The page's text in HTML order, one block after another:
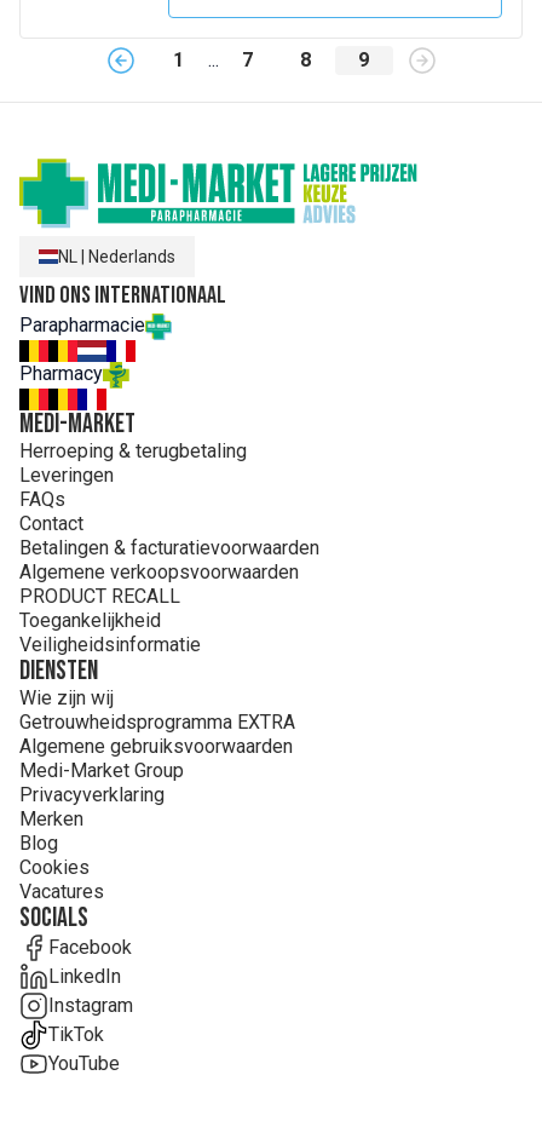
1 ... 7 8 9
NL Nederlands
Vind ons internationaal
Parapharmacie
Pharmacy
MEDI-MARKET
Herroeping & terugbetaling
Leveringen
FAQs
Contact
Betalingen & facturatievoorwaarden
Algemene verkoopsvoorwaarden
PRODUCT RECALL
Toegankelijkheid
Veiligheidsinformatie
Diensten
Wie zijn wij
Getrouwheidsprogramma EXTRA
Algemene gebruiksvoorwaarden
Medi-Market Group
Privacyverklaring
Merken
Blog
Cookies
Vacatures
Socials
Facebook
LinkedIn
Instagram
TikTok
YouTube